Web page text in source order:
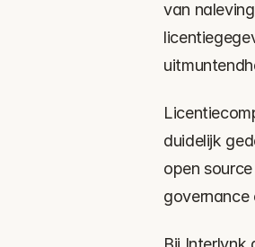
van
duidelijk
open
governance